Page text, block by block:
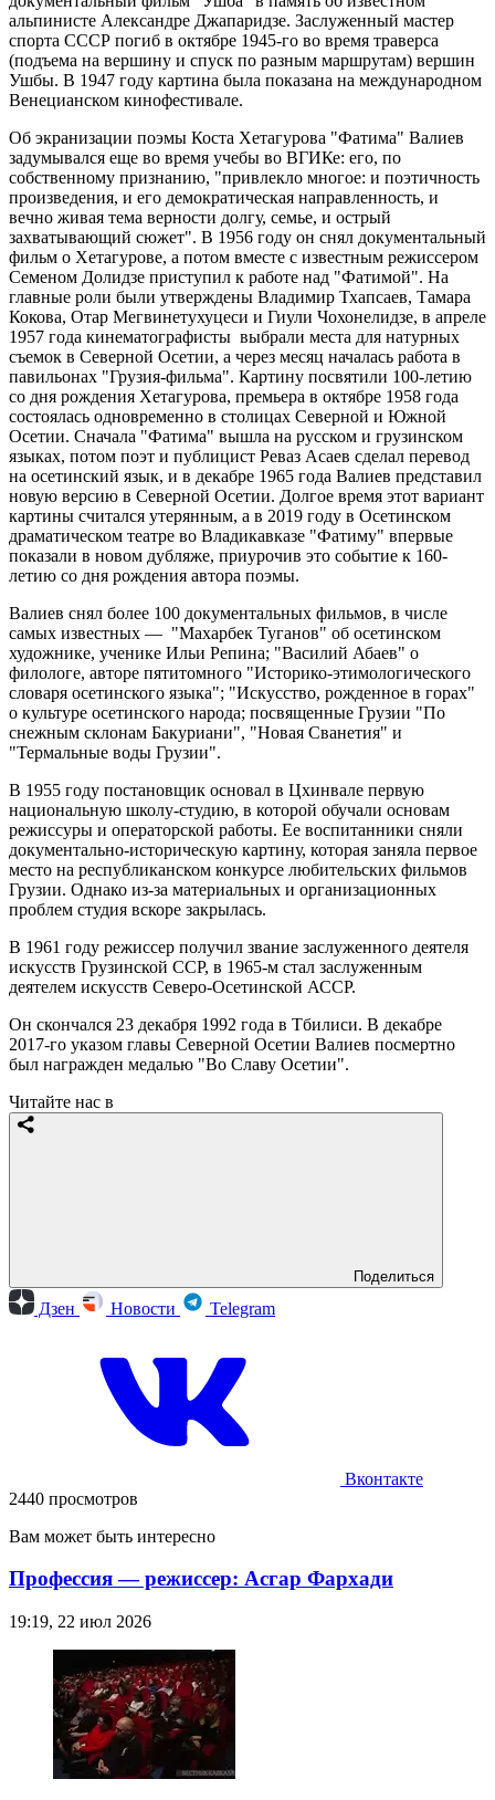
альпинисте Александре Джапаридзе. Заслуженный мастер
спорта СССР погиб в октябре 1945-го во время траверса
(подъема на вершину и спуск по разным маршрутам) вершин
Ушбы. В 1947 году картина была показана на международном
Венецианском кинофестивале.
Об экранизации поэмы Коста Хетагурова "Фатима" Валиев
задумывался еще во время учебы во ВГИКе: его, по
собственному признанию, "привлекло многое: и поэтичность
произведения, и его демократическая направленность, и
вечно живая тема верности долгу, семье, и острый
захватывающий сюжет". В 1956 году он снял документальный
фильм о Хетагурове, а потом вместе с известным режиссером
Семеном Долидзе приступил к работе над "Фатимой". На
главные роли были утверждены Владимир Тхапсаев, Тамара
Кокова, Отар Мегвинетухуцеси и Гиули Чохонелидзе, в апреле
1957 года кинематографисты выбрали места для натурных
съемок в Северной Осетии, а через месяц началась работа в
павильонах "Грузия-фильма". Картину посвятили 100-летию
со дня рождения Хетагурова, премьера в октябре 1958 года
состоялась одновременно в столицах Северной и Южной
Осетии. Сначала "Фатима" вышла на русском и грузинском
языках, потом поэт и публицист Реваз Асаев сделал перевод
на осетинский язык, и в декабре 1965 года Валиев представил
новую версию в Северной Осетии. Долгое время этот вариант
картины считался утерянным, а в 2019 году в Осетинском
драматическом театре во Владикавказе "Фатиму" впервые
показали в новом дубляже, приурочив это событие к 160-
летию со дня рождения автора поэмы.
Валиев снял более 100 документальных фильмов, в числе
самых известных — "Махарбек Туганов" об осетинском
художнике, ученике Ильи Репина; "Василий Абаев" о
филологе, авторе пятитомного "Историко-этимологического
словаря осетинского языка"; "Искусство, рожденное в горах"
о культуре осетинского народа; посвященные Грузии "По
снежным склонам Бакуриани", "Новая Сванетия" и
"Термальные воды Грузии".
В 1955 году постановщик основал в Цхинвале первую
национальную школу-студию, в которой обучали основам
режиссуры и операторской работы. Ее воспитанники сняли
документально-историческую картину, которая заняла первое
место на республиканском конкурсе любительских фильмов
Грузии. Однако из-за материальных и организационных
проблем студия вскоре закрылась.
В 1961 году режиссер получил звание заслуженного деятеля
искусств Грузинской ССР, в 1965-м стал заслуженным
деятелем искусств Северо-Осетинской АССР.
Он скончался 23 декабря 1992 года в Тбилиси. В декабре
2017-го указом главы Северной Осетии Валиев посмертно
был награжден медалью "Во Славу Осетии".
Читайте нас в
Поделиться
Дзен Новости Telegram
Вконтакте
2440 просмотров
Вам может быть интересно
Профессия — режиссер: Асгар Фархади
19:19, 22 июл 2026